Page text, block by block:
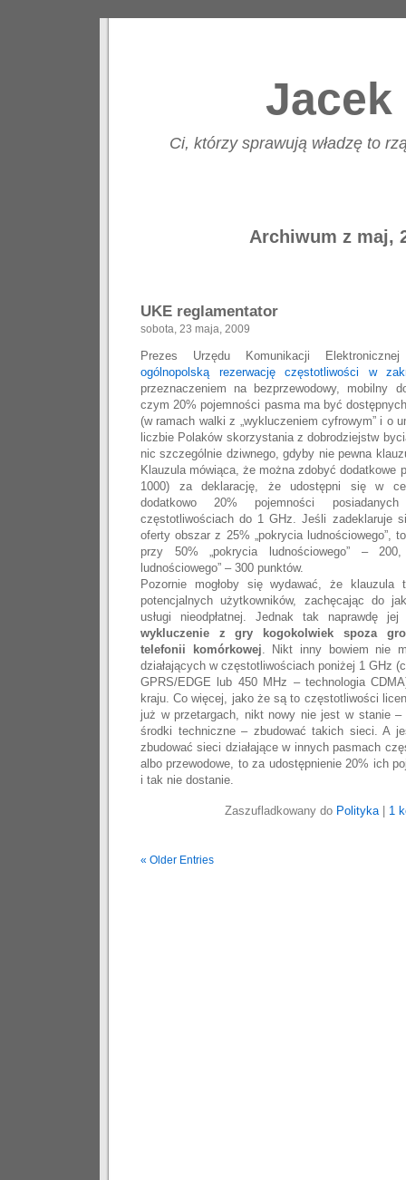
Ci, którzy sprawują władzę to
Archiwum z maj,
UKE reglamentator
sobota, 23 maja, 2009
Prezes Urzędu Komunikacji
ogólnopolską rezerwację częstotliwości w
przeznaczeniem na bezprzewodowy, mobilny
czym 20% pojemności pasma ma być
(w ramach walki z „wykluczeniem cyfrowym” i o
liczbie Polaków skorzystania z dobrodziejstw
nic szczególnie dziwnego, gdyby nie pewna
Klauzula mówiąca, że można zdobyć dodatkowe
1000) za deklarację, że udostępni się w
dodatkowo 20% pojemności
częstotliwościach do 1 GHz. Jeśli zadeklaruje
oferty obszar z 25% „pokrycia ludnościowego”,
przy 50% „pokrycia ludnościowego” –
ludnościowego” – 300 punktów.
Pozornie mogłoby się wydawać, że
potencjalnych użytkowników, zachęcając do
usługi nieodpłatnej. Jednak tak naprawdę
wykluczenie z gry kogokolwiek spoza
telefonii komórkowej. Nikt inny bowiem nie
działających w częstotliwościach poniżej 1 GHz
GPRS/EDGE lub 450 MHz – technologia
kraju. Co więcej, jako że są to częstotliwości
już w przetargach, nikt nowy nie jest w stanie –
środki techniczne – zbudować takich sieci. A
zbudować sieci działające w innych pasmach
albo przewodowe, to za udostępnienie 20% ich
i tak nie dostanie.
Zaszufladkowany do Polityka| 1
« Older Entries